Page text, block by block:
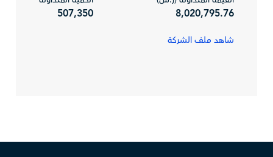
8,020,795.76
507,350
شاهد ملف الشركة